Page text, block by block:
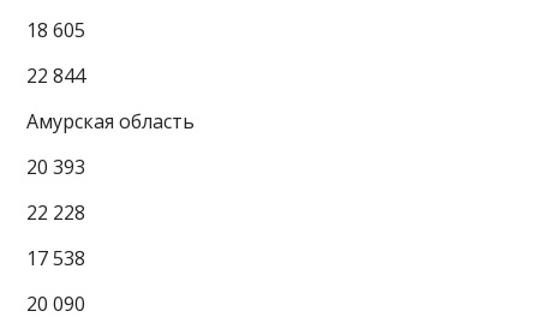
18 605
22 844
Амурская область
20 393
22 228
17 538
20 090